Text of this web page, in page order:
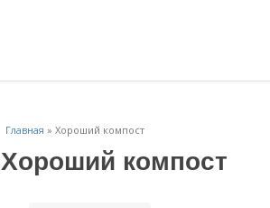
Главная » Хороший компост
Хороший компост